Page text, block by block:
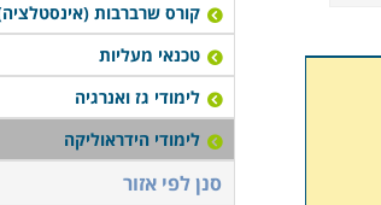
קורס שרברבות
טכנאי מעליות
לימודי גז ואנרגיה
לימודי הידראוליקה
סנן לפי אזור